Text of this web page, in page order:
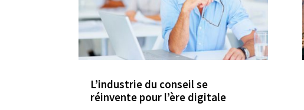
L’industrie du conseil se
réinvente pour l’ère digitale